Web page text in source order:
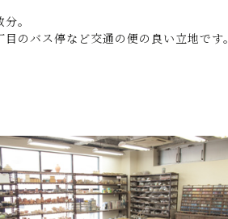
。
のバス停など交通の便の良い立地です。